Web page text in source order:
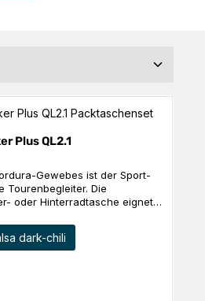
Plus QL2.1
Gewebes ist der Sport-
Tourenbegleiter. Die
oder Hinterradtasche eignet
Quick-Lock2.1
er sich schnell und einfach
Staublatz mit Kordelzug
dark-chili